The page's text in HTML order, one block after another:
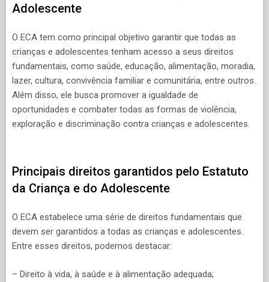
Adolescente
O ECA tem como principal objetivo garantir que todas as
crianças e adolescentes tenham acesso a seus direitos
fundamentais, como saúde, educação, alimentação, moradia,
lazer, cultura, convivência familiar e comunitária, entre outros.
Além disso, ele busca promover a igualdade de
oportunidades e combater todas as formas de violência,
exploração e discriminação contra crianças e adolescentes.
Principais direitos garantidos pelo Estatuto
da Criança e do Adolescente
O ECA estabelece uma série de direitos fundamentais que
devem ser garantidos a todas as crianças e adolescentes.
Entre esses direitos, podemos destacar:
– Direito à vida, à saúde e à alimentação adequada;